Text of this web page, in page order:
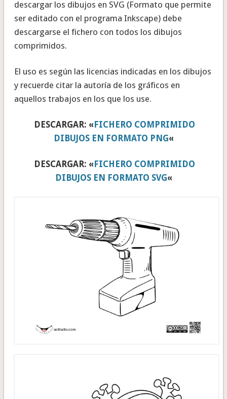
descargar los dibujos en SVG (Formato que permite
ser editado con el programa Inkscape) debe
descargarse el fichero con todos los dibujos
comprimidos.
El uso es según las licencias indicadas en los dibujos
y recuerde citar la autoría de los gráficos en
aquellos trabajos en los que los use.
DESCARGAR: « FICHERO COMPRIMIDO
DIBUJOS EN FORMATO PNG«
DESCARGAR: « FICHERO COMPRIMIDO
DIBUJOS EN FORMATO SVG«